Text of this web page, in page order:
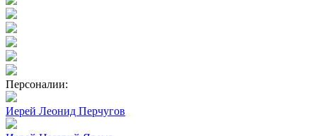
Персоналии:
Иерей Леонид Перчугов